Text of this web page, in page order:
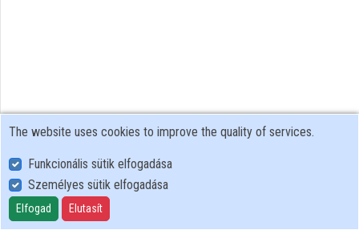
User Policy
Adatkezelési tájékoztató (en)
Cookie Policy
The website uses cookies to improve the quality of services.
Funkcionális sütik elfogadása
Személyes sütik elfogadása
Elfogad Elutasít